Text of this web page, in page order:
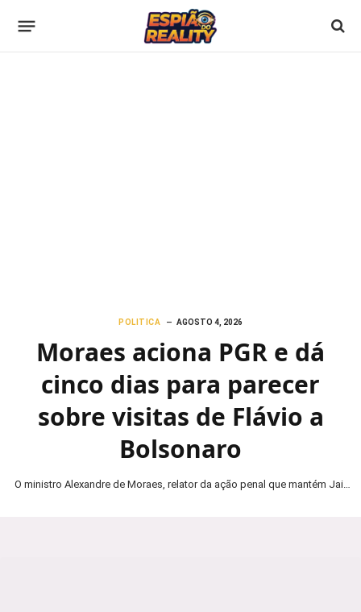
POLITICA AGOSTO 4, 2026
Moraes aciona PGR e dá
cinco dias para parecer
sobre visitas de Flávio a
Bolsonaro
O ministro Alexandre de Moraes, relator da ação penal que mantém Jair